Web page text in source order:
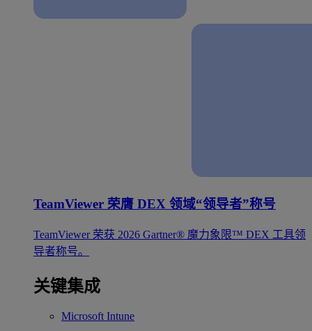
TeamViewer 荣膺 DEX 领域“领导者”称号
TeamViewer 荣获 2026 Gartner® 魔力象限™ DEX 工具领
导者称号。
关键集成
Microsoft Intune